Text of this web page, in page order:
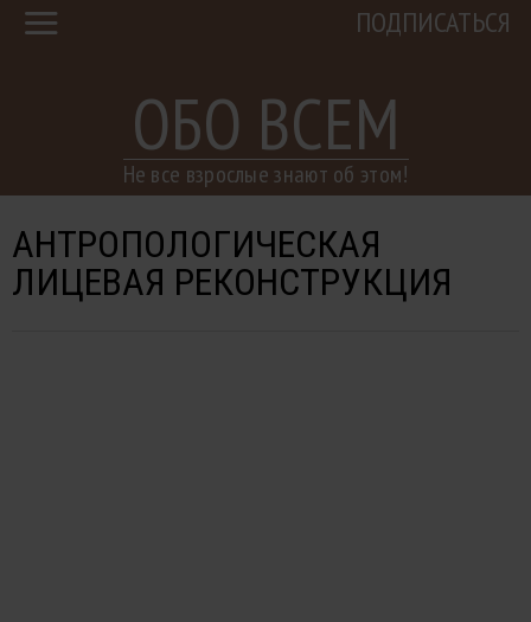
ОБО ВСЕМ
Не все взрослые знают об этом!
ПОДПИСАТЬСЯ
АНТРОПОЛОГИЧЕСКАЯ
ЛИЦЕВАЯ РЕКОНСТРУКЦИЯ